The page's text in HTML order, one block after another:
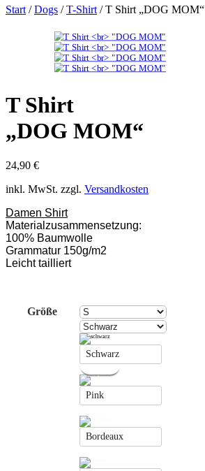
Start /Dogs /T-Shirt /T Shirt „DOG MOM“
T Shirt
„DOG MOM“
24,90 €
inkl. MwSt. zzgl. Versandkosten
Damen Shirt
Materialzusammensetzung:
100% Baumwolle
Grammatur 150g/m2
Leichttailliert
Größe
Schwarz
Pink
Bordeaux